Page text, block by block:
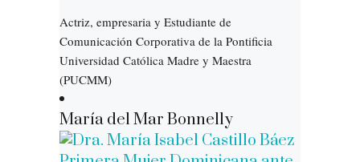
Actriz, empresaria y Estudiante de
Comunicación Corporativa de la Pontificia
Universidad Católica Madre y Maestra
(PUCMM)
María del Mar Bonnelly